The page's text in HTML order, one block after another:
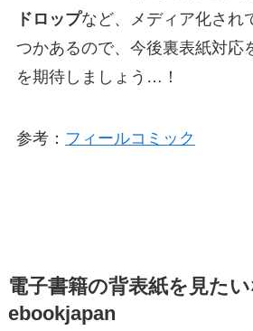
ドロップなど、メディア化され
つかあるので、今後裏表紙対応
を期待しましょう…！
参考： フィールコミック
電子書籍の背表紙を見た
ebookjapan